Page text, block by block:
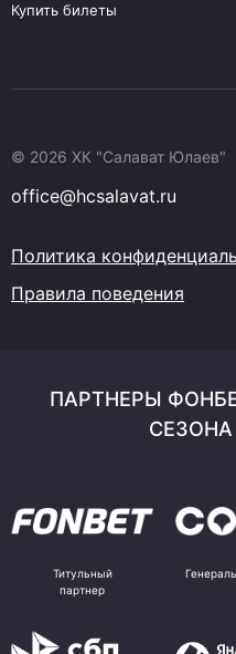
Купить билеты
© 2026 ХК "Салават Юлаев"
office@hcsalavat.ru
Политика
Правила поведения
ПАРТНЕРЫ
СЕЗОНА
Титульный
партнер